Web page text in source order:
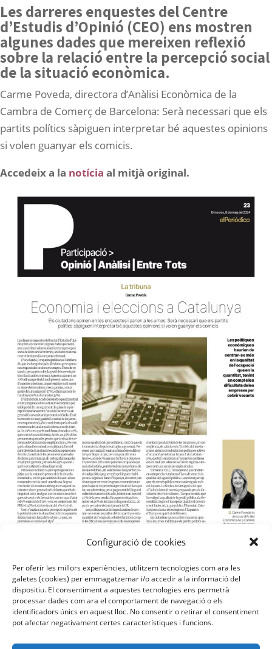
Configuració de cookies
Per oferir les millors experiències, utilitzem tecnologies com ara les
galetes (cookies) per emmagatzemar i/o accedir a la informació del
dispositiu. El consentiment a aquestes tecnologies ens permetrà
processar dades com ara el comportament de navegació o els
identificadors únics en aquest lloc. No consentir o retirar el consentiment
pot afectar negativament certes característiques i funcions.
Les darreres enquestes del Centre
d’Estudis d’Opinió (CEO) ens mostren
algunes dades que mereixen reflexió
sobre la relació entre la percepció social
de la situació econòmica.
Carme Poveda, directora d’Anàlisi Econòmica de la
Cambra de Comerç de Barcelona: Serà necessari que els
partits polítics sàpiguen interpretar bé aquestes opinions
si volen guanyar els comicis.
Accedeix a la notícia al mitjà original.